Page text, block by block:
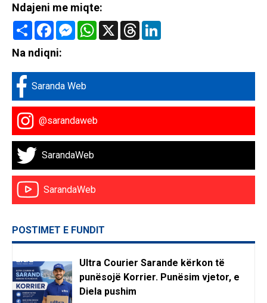
Ndajeni me miqte:
Share FacebookMessenger
WhatsApp
X Threads
Na ndiqni:
Saranda Web
@sarandaweb
SarandaWeb
SarandaWeb
POSTIMET E FUNDIT
Ultra Courier Sarande kërkon të
punësojë Korrier. Punësim vjetor, e
Diela pushim